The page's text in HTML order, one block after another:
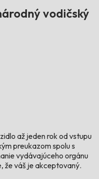
vodičský
až jeden rok od vstupu
preukazom spolu s
vydávajúceho orgánu
že váš je akceptovaný.